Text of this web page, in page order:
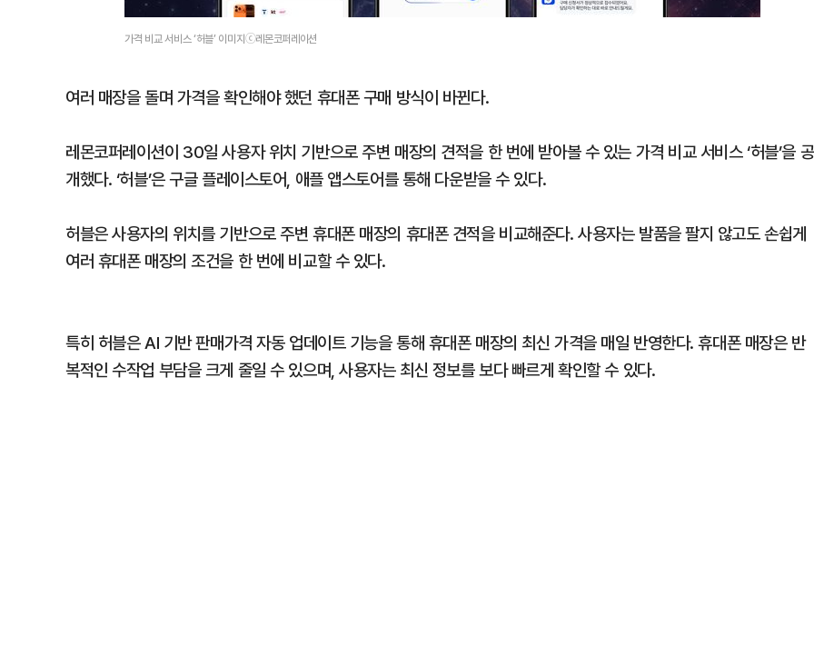
가격 비교 서비스 ‘허블’ 이미지ⓒ레몬코퍼레이션
여러 매장을 돌며 가격을 확인해야 했던 휴대폰 구매 방식이 바뀐다.
레몬코퍼레이션이 30일 사용자 위치 기반으로 주변 매장의 견적을 한 번에 받아볼 수 있는 가격 비교 서비스 ‘허블’을 공
개했다. ‘허블’은 구글 플레이스토어, 애플 앱스토어를 통해 다운받을 수 있다.
허블은 사용자의 위치를 기반으로 주변 휴대폰 매장의 휴대폰 견적을 비교해준다. 사용자는 발품을 팔지 않고도 손쉽게
여러 휴대폰 매장의 조건을 한 번에 비교할 수 있다.
특히 허블은 AI 기반 판매가격 자동 업데이트 기능을 통해 휴대폰 매장의 최신 가격을 매일 반영한다. 휴대폰 매장은 반
복적인 수작업 부담을 크게 줄일 수 있으며, 사용자는 최신 정보를 보다 빠르게 확인할 수 있다.
5
황희, '폐버스 청년주택' 게시